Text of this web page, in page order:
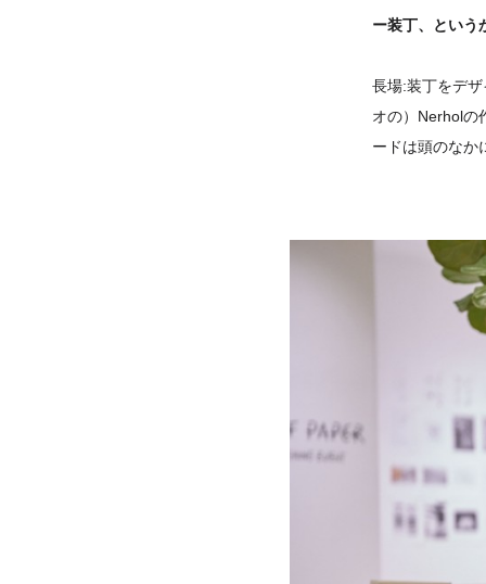
ー装丁、という
長場:装丁をデ
オの）Nerholの
ードは頭のなか